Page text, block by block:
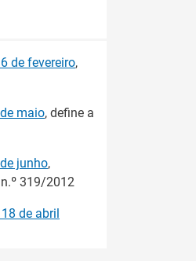
de fevereiro,
maio, define a
junho,
319/2012
de abril